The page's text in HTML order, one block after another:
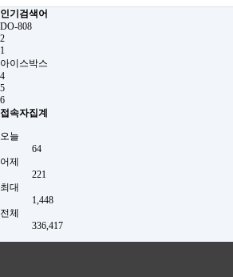
인기검색어
DO-808
2
1
아이스박스
4
5
6
접속자집계
오늘
64
어제
221
최대
1,448
전체
336,417